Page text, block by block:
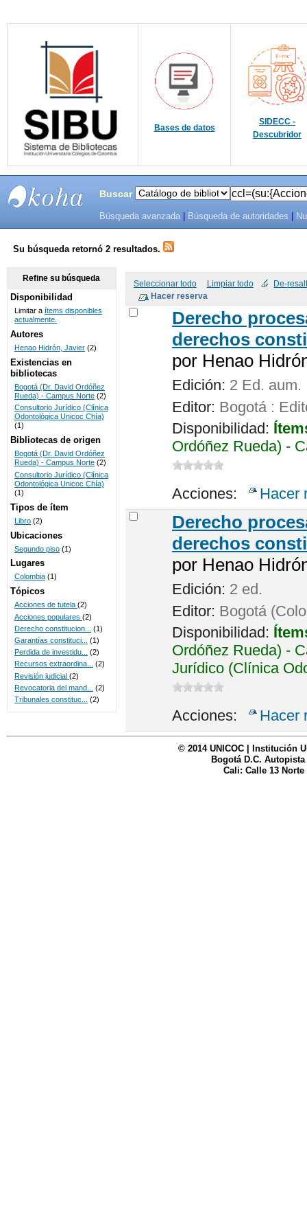
Bases de datos
SIDECC -
Descubridor
SISTEMAS
DE
BIBLIOTECAS
UNICOC
Buscar
Búsqueda avanzada Búsqueda de autoridades
Su búsqueda retornó 2 resultados.
Seleccionar todo Limpiar todo De-
Derecho
derechos
por Henao
Edición: 2 Ed. aum.
Editor: Bogotá :
Disponibilidad:
Ordóñez Rueda) -
Acciones: Hacer
Derecho
derechos
por Henao
Edición: 2 ed.
Editor: Bogotá
Disponibilidad:
Ordóñez Rueda) -
Jurídico (Clínica
Acciones: Hacer
Refine su búsqueda
Disponibilidad
Limitar a ítems disponibles
actualmente.
Autores
Henao Hidrón, Javier (2)
Existencias en
bibliotecas
Bogotá (Dr. David Ordóñez
Rueda) - Campus Norte (2)
Consultorio Jurídico (Clínica
Odontológica Unicoc Chía)
(1)
Bibliotecas de origen
Bogotá (Dr. David Ordóñez
Rueda) - Campus Norte (2)
Consultorio Jurídico (Clínica
Odontológica Unicoc Chía)
(1)
Tipos de ítem
Libro (2)
Ubicaciones
Segundo piso (1)
Lugares
Colombia (1)
Tópicos
Acciones de tutela (2)
Acciones populares (2)
Derecho constitucion...
(1)
Garantías constituci...
(1)
Perdida de investidu...
(2)
Recursos extraordina...
(2)
Revisión judicial (2)
Revocatoria del mand...
(2)
Tribunales constituc...
(2)
© 2014 UNICOC | Institución
Bogotá D.C. Autopista
Cali: Calle 13 Norte